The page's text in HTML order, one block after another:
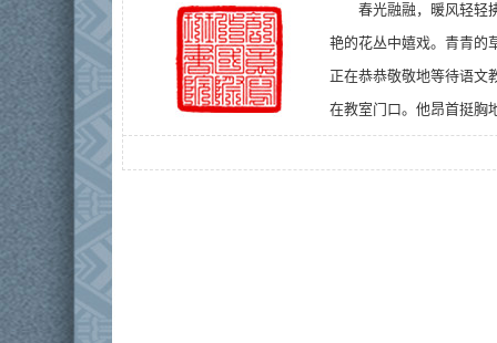
春光融融，暖风轻轻
艳的花丛中嬉戏。青青的
正在恭恭敬敬地等待语文
在教室门口。他昂首挺胸